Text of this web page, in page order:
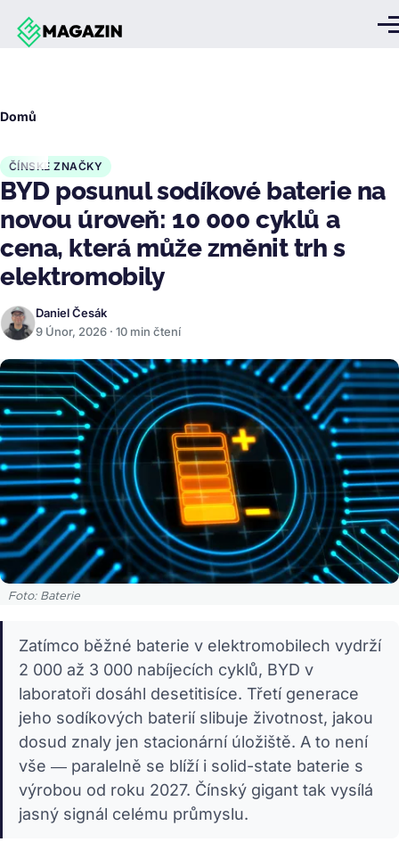
Přejít k hlavnímu obsahu
Domů
ČÍNSKÉ ZNAČKY
BYD posunul sodíkové baterie na
novou úroveň: 10 000 cyklů a
cena, která může změnit trh s
elektromobily
Daniel Česák
9 Únor, 2026 · 10 min čtení
Foto: Baterie
Zatímco běžné baterie v elektromobilech vydrží
2 000 až 3 000 nabíjecích cyklů, BYD v
laboratoři dosáhl desetitisíce. Třetí generace
jeho sodíkových baterií slibuje životnost, jakou
dosud znaly jen stacionární úložiště. A to není
vše — paralelně se blíží i solid-state baterie s
výrobou od roku 2027. Čínský gigant tak vysílá
jasný signál celému průmyslu.